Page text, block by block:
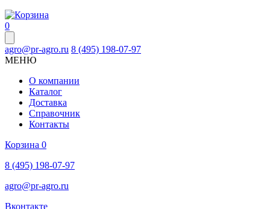
0
agro@pr-agro.ru 8 (495) 198-07-97
МЕНЮ
О компании
Каталог
Доставка
Справочник
Контакты
Корзина 0
8 (495) 198-07-97
agro@pr-agro.ru
Вконтакте